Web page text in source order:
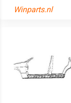
Winparts.nl